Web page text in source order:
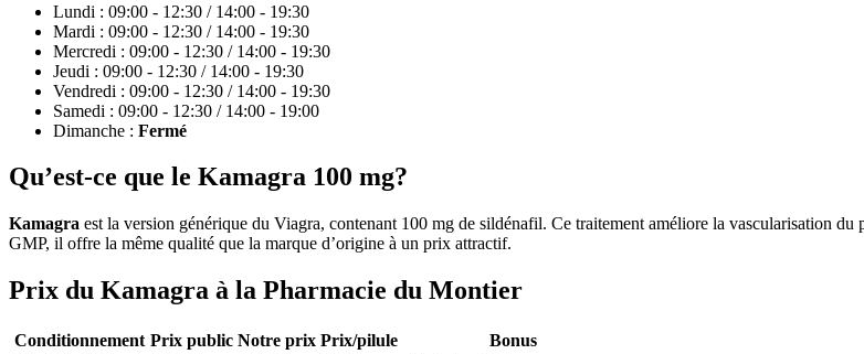
Lundi : 09:00 - 12:30 / 14:00 - 19:30
Mardi : 09:00 - 12:30 / 14:00 - 19:30
Mercredi : 09:00 - 12:30 / 14:00 - 19:30
Jeudi : 09:00 - 12:30 / 14:00 - 19:30
Vendredi : 09:00 - 12:30 / 14:00 - 19:30
Samedi : 09:00 - 12:30 / 14:00 - 19:00
Dimanche : Fermé
Qu’est-ce que le Kamagra 100 mg?
Kamagra est la version générique du Viagra, contenant 100 mg de sildénafil. Ce traitement améliore la vascularisation
GMP, il offre la même qualité que la marque d’origine à un prix attractif.
Prix du Kamagra à la Pharmacie du Montier
Conditionnement Prix public Notre prix Prix/pilule
Bonus